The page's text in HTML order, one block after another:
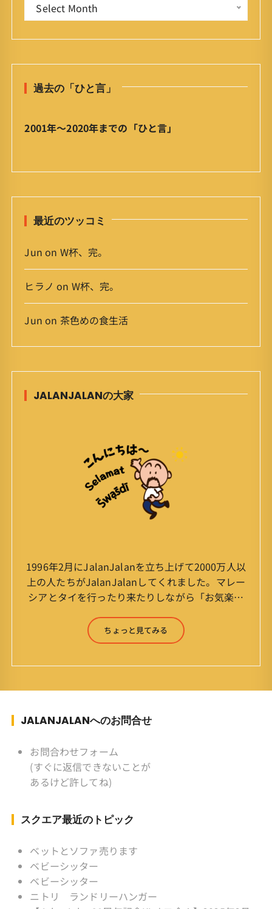
:
ひ
言
ア
イ
Select Month
過去の「ひと言」
2001年〜2020年までの「ひと言」
最近のツッコミ
Jun on W杯、完。
ヒラノ on W杯、完。
Jun on 茶色めの食生活
JALANJALANの大家
1996年2月にJalanJalanを立ち上げて2000万人以
上の人たちがJalanJalanしてくれました。マレー
シアとタイを行ったり来たりしながら「お気楽」
森 淳（Jun Yamamori） 生年月日 ：1959年
7月4日(61才) 生まれ ：香港(3才まで)
スポーツ ：水泳(浜名湾流古式泳法、競泳平泳
ク ソフトボール
監督 BKKソフトボール「おぼん
こぼん 」監督 マレーシア歴：1991年から31年
目 タイ歴 ：2001年から21年目
ちょっと見てみる
JALANJALANへのお問合せ
お問合わせフォーム
(すぐに返信できないことが
あるけど許してね)
スクエア最近のトピック
ベットとソファ売ります
ベビーシッター
ベビーシッター
ニトリ ランドリーハンガー